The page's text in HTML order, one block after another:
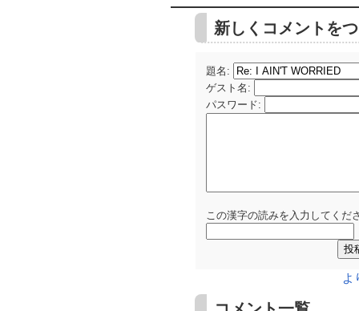
新しくコメントを
題名:
ゲスト名 :
パスワード:
この漢字の読みを入力してくだ
よ